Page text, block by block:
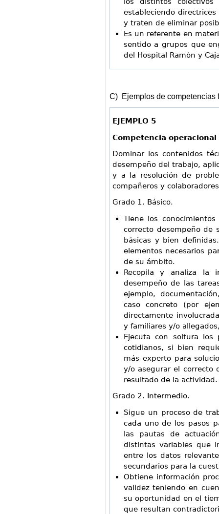
estableciendo
y traten de eliminar
Es un referente en
sentido a grupos que
del Hospital Ramón y
C) Ejemplos de competencias
EJEMPLO 5
Competencia operacional
Dominar los contenidos
desempeño del trabajo,
y a la resolución de
compañeros y
Grado 1. Básico.
Tiene los
correcto desempeño de
básicas y bien
elementos necesarios
de su ámbito.
Recopila y analiza la
desempeño de las
ejemplo,
caso concreto (por
directamente
y familiares y/o
Ejecuta con soltura los
cotidianos, si bien
más experto para
y/o asegurar el correcto
resultado de la actividad.
Grado 2. Intermedio.
Sigue un proceso de
cada uno de los pasos
las pautas de
distintas variables que
entre los datos
secundarios para la
Obtiene información
validez teniendo en
su oportunidad en el
que resultan